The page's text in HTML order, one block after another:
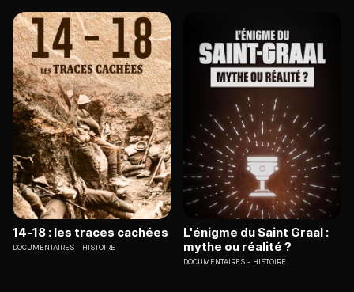
14-18 : les traces cachées
DOCUMENTAIRES HISTOIRE
L'énigme du Saint Graal :
mythe ou réalité ?
DOCUMENTAIRES HISTOIRE